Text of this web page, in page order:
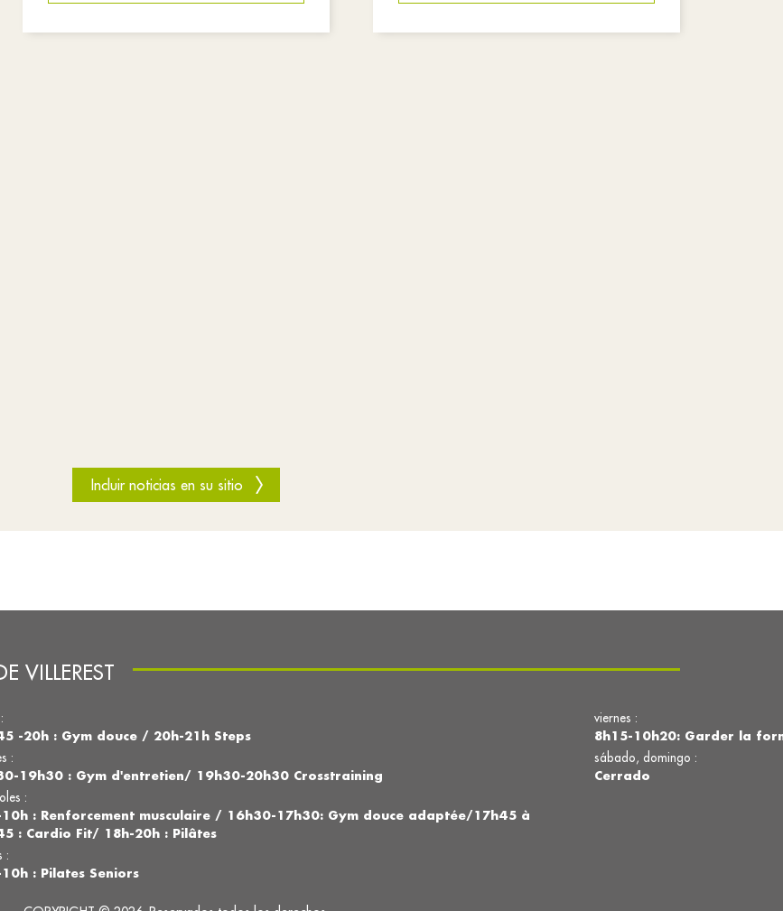
Incluir noticias en su sitio
VILLEREST
-20h : Gym douce / 20h-21h Steps
:
19h30 : Gym d'entretien/ 19h30-20h30 Crosstraining
:
: Renforcement musculaire / 16h30-17h30: Gym douce adaptée/17h45 à
: Cardio Fit/ 18h-20h : Pilâtes
:
: Pilates Seniors
viernes :
8h15-10h20: Garder la
sábado, domingo :
Cerrado